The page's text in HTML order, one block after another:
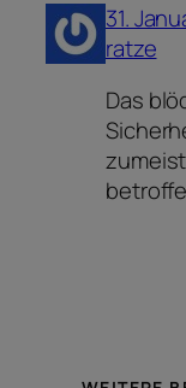
31.
ratze
Das